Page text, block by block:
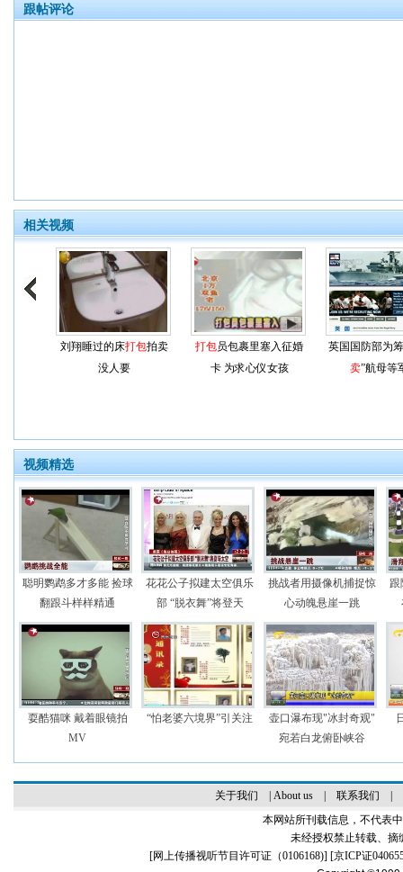
跟帖评论
相关视频
刘翔睡过的床打包拍卖
没人要
打包员包裹里塞入征婚
卡 为求心仪女孩
英国国防部为
卖”航母等
视频精选
聪明鹦鹉多才多能 捡球
翻跟斗样样精通
花花公子拟建太空俱乐
部 “脱衣舞”将登天
挑战者用摄像机捕捉惊
心动魄悬崖一跳
跟
耍酷猫咪 戴着眼镜拍
MV
“怕老婆六境界”引关注
壶口瀑布现"冰封奇观"
宛若白龙俯卧峡谷
关于我们 About us| 联系我们
本网站所刊载信息，不代表
未经授权禁止转载、摘
[网上传播视听节目许可证（0106168)] [京ICP证